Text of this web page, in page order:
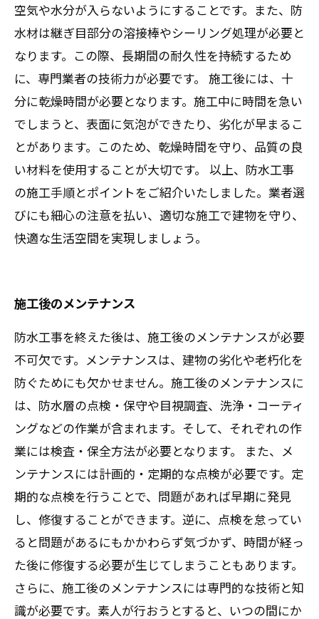
空気や水分が入らないようにすることです。また、防
水材は継ぎ目部分の溶接棒やシーリング処理が必要と
なります。この際、長期間の耐久性を持続するため
に、専門業者の技術力が必要です。 施工後には、十
分に乾燥時間が必要となります。施工中に時間を急い
でしまうと、表面に気泡ができたり、劣化が早まるこ
とがあります。このため、乾燥時間を守り、品質の良
い材料を使用することが大切です。 以上、防水工事
の施工手順とポイントをご紹介いたしました。業者選
びにも細心の注意を払い、適切な施工で建物を守り、
快適な生活空間を実現しましょう。
施工後のメンテナンス
防水工事を終えた後は、施工後のメンテナンスが必要
不可欠です。メンテナンスは、建物の劣化や老朽化を
防ぐためにも欠かせません。施工後のメンテナンスに
は、防水層の点検・保守や目視調査、洗浄・コーティ
ングなどの作業が含まれます。そして、それぞれの作
業には検査・保全方法が必要となります。 また、メ
ンテナンスには計画的・定期的な点検が必要です。定
期的な点検を行うことで、問題があれば早期に発見
し、修復することができます。逆に、点検を怠ってい
ると問題があるにもかかわらず気づかず、時間が経っ
た後に修復する必要が生じてしまうこともあります。
さらに、施工後のメンテナンスには専門的な技術と知
識が必要です。素人が行おうとすると、いつの間にか